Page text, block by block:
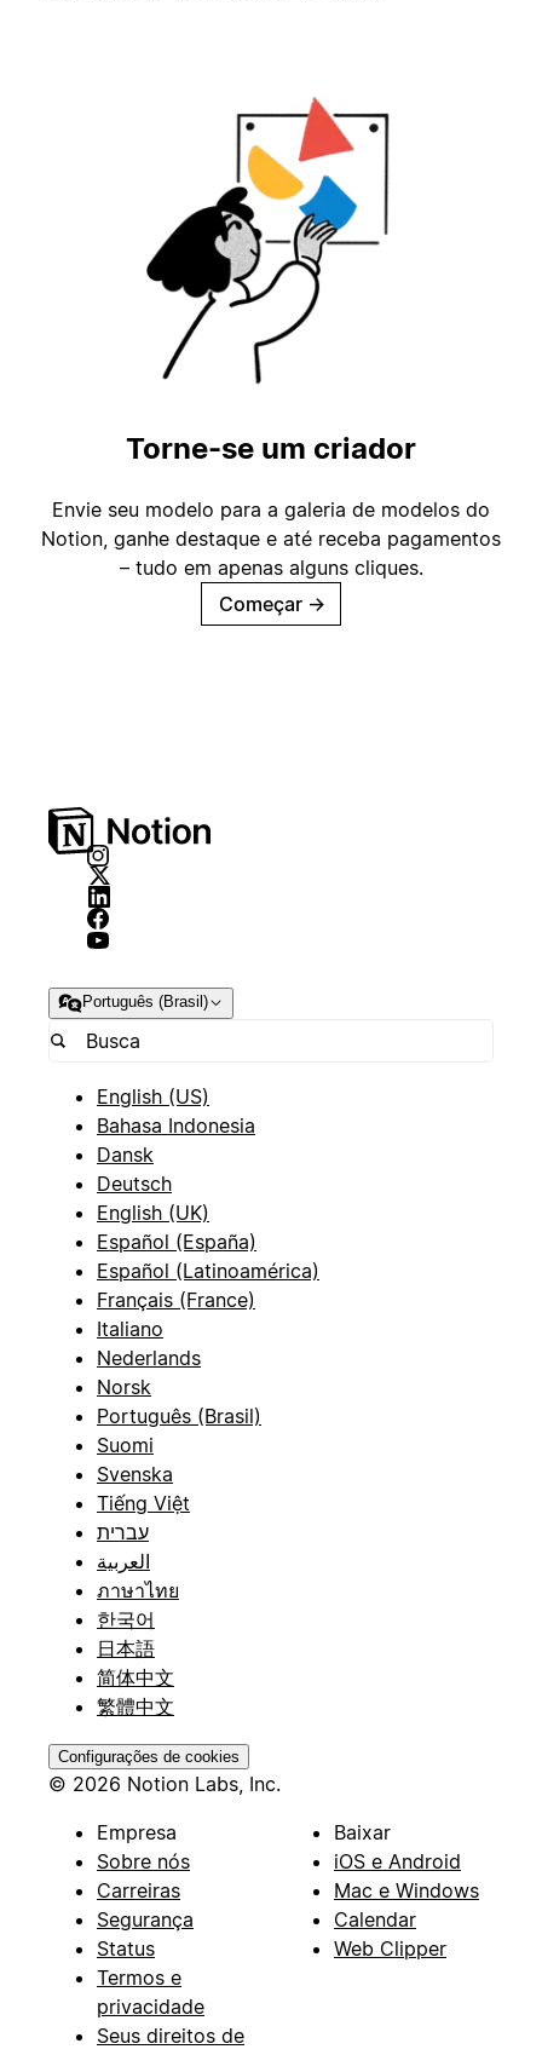
Torne-se um criador
Envie seu modelo para a galeria de modelos do
Notion, ganhe destaque e até receba pagamentos
– tudo em apenas alguns cliques.
Começar →
Português (Brasil)
English (US)
Bahasa Indonesia
Dansk
Deutsch
English (UK)
Español (España)
Español (Latinoamérica)
Français (France)
Italiano
Nederlands
Norsk
Português (Brasil)
Suomi
Svenska
Tiếng Việt
עברית
العربية
ภาษาไทย
한국어
日本語
简体中文
繁體中文
Configurações de cookies
© 2026 Notion Labs, Inc.
Empresa
Sobre nós
Carreiras
Segurança
Status
Termos e
privacidade
Seus direitos de
Baixar
iOS e Android
Mac e Windows
Calendar
Web Clipper